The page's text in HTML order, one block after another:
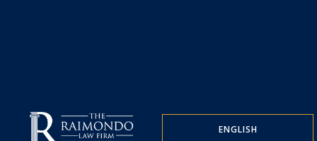
ENGLISH